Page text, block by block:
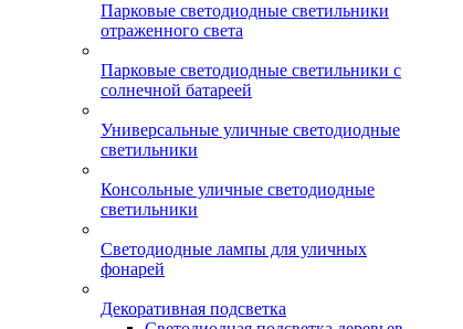
Парковые светодиодные светильники
отраженного света
Парковые светодиодные светильники с
солнечной батареей
Универсальные уличные светодиодные
светильники
Консольные уличные светодиодные
светильники
Светодиодные лампы для уличных
фонарей
Декоративная подсветка